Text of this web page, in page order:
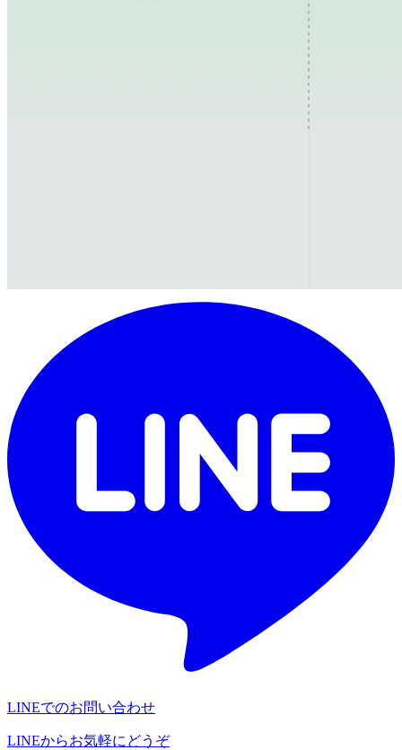
LINEでのお問い合わせ
LINEからお気軽にどうぞ